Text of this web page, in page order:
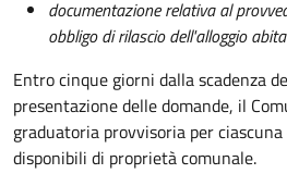
documentazione relativa al
obbligo di rilascio dell'alloggio
Entro cinque giorni dalla scadenza
presentazione delle domande, il
graduatoria provvisoria per
disponibili di proprietà comunale.